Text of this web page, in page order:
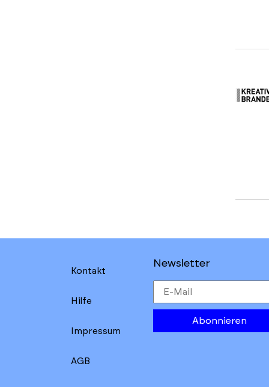
Kontakt
Hilfe
Impressum
AGB
Newsletter
Abonnieren